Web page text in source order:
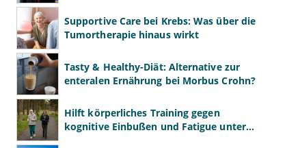
Supportive Care bei Krebs: Was über die
Tumortherapie hinaus wirkt
Tasty & Healthy-Diät: Alternative zur
enteralen Ernährung bei Morbus Crohn?
Hilft körperliches Training gegen
kognitive Einbußen und Fatigue unter